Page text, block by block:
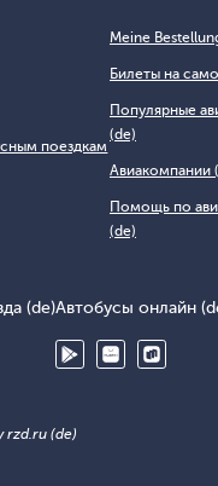
поездкам
Meine
Билеты на
Популярные
(de)
Авиакомпании
Помощь по
(de)
(de)Автобусы онлайн
rzd.ru (de)